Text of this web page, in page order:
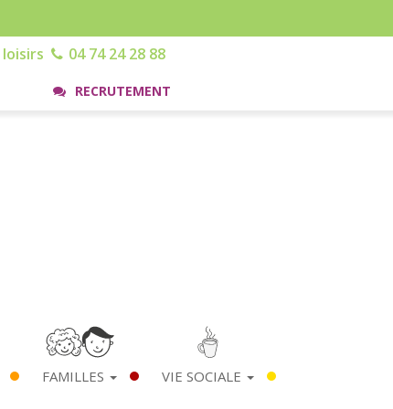
04 74 24 28 88
RECRUTEMENT
FAMILLES VIE SOCIALE